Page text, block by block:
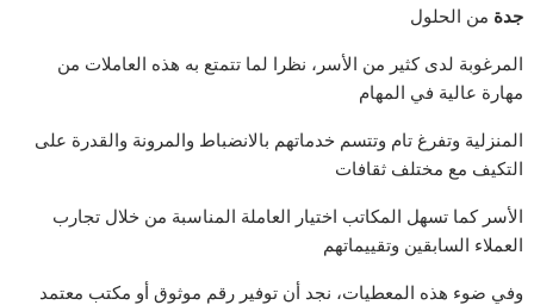
جدة من الحلول
المرغوبة لدى كثير من الأسر، نظرا لما تتمتع به هذه العاملات من
مهارة عالية في المهام
المنزلية وتفرغ تام وتتسم خدماتهم بالانضباط والمرونة والقدرة على
التكيف مع مختلف ثقافات
الأسر كما تسهل المكاتب اختيار العاملة المناسبة من خلال تجارب
العملاء السابقين وتقييماتهم
وفي ضوء هذه المعطيات، نجد أن توفير رقم موثوق أو مكتب معتمد